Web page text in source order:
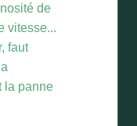
de
vitesse...
faut
la panne